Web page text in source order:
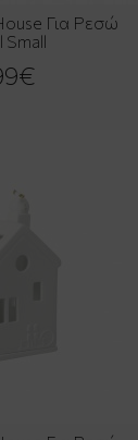
Για Ρεσώ
Small